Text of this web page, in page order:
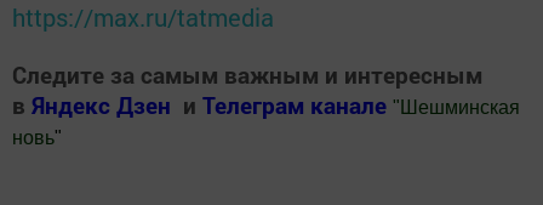
https://max.ru/tatmedia
Следите за самым важным и интересным
в Яндекс Дзен и Телеграм канале " Шешминская
новь"